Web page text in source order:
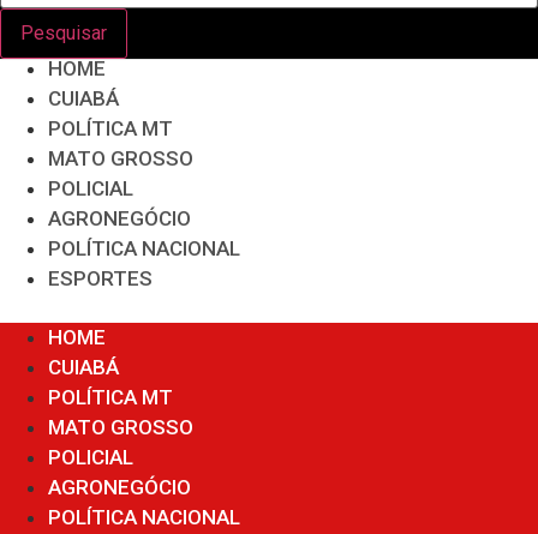
Pesquisar
HOME
CUIABÁ
POLÍTICA MT
MATO GROSSO
POLICIAL
AGRONEGÓCIO
POLÍTICA NACIONAL
ESPORTES
HOME
CUIABÁ
POLÍTICA MT
MATO GROSSO
POLICIAL
AGRONEGÓCIO
POLÍTICA NACIONAL